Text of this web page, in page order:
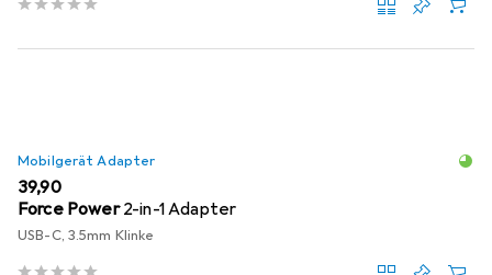
Mobilgerät Adapter
EUR
39,90
Force Power 2-in-1 Adapter
USB-C, 3.5mm Klinke